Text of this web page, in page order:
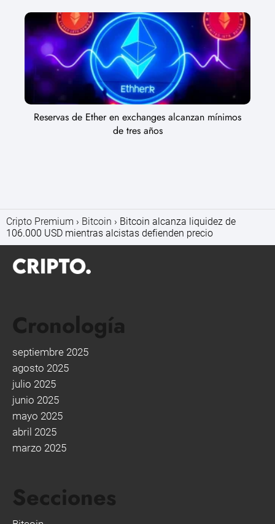
Reservas de Ether en exchanges alcanzan mínimos
de tres años
Cripto Premium Bitcoin
Bitcoin alcanza liquidez de
106.000 USD mientras alcistas defienden precio
Cronología
septiembre 2025
agosto 2025
julio 2025
junio 2025
mayo 2025
abril 2025
marzo 2025
Secciones